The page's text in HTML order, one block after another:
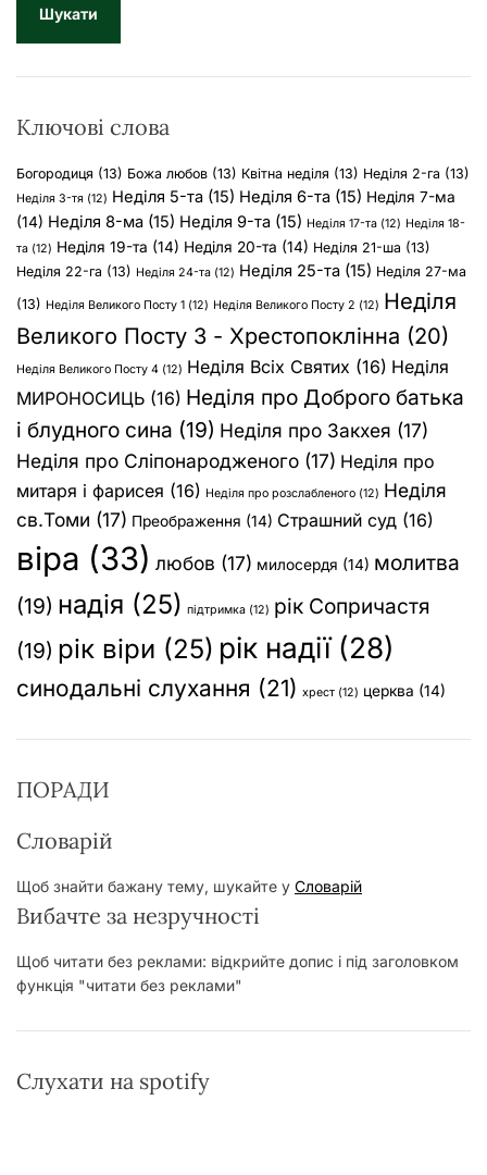
к
Ключові слова
Богородиця (13) Божа любов (13) Квітна неділя (13) Неділя 2-га (13)
Неділя 3-тя (12) Неділя 5-та (15) Неділя 6-та (15) Неділя 7-ма
(14) Неділя 8-ма (15) Неділя 9-та (15) Неділя 17-та (12) Неділя 18-
та (12) Неділя 19-та (14) Неділя 20-та (14) Неділя 21-ша (13)
Неділя 22-га (13) Неділя 24-та (12) Неділя 25-та (15) Неділя 27-ма
(13) Неділя Великого Посту 1 (12) Неділя Великого Посту 2 (12) Неділя
Великого Посту 3 - Хрестопоклінна (20)
Неділя Великого Посту 4 (12) Неділя Всіх Святих (16) Неділя
МИРОНОСИЦЬ (16) Неділя про Доброго батька
і блудного сина (19) Неділя про Закхея (17)
Неділя про Сліпонародженого (17) Неділя про
митаря і фарисея (16) Неділя про розслабленого (12) Неділя
св.Томи (17) Преображення (14) Страшний суд (16)
віра (33) любов (17) милосердя (14) молитва
(19) надія (25) підтримка (12) рік Сопричастя
(19) рік віри (25) рік надії(28)
синодальні слухання (21) хрест (12) церква (14)
ПОРАДИ
Словарій
Щоб знайти бажану тему, шукайте у Словарій
Вибачте за незручності
Щоб читати без реклами: відкрийте допис і під заголовком
функція "читати без реклами"
Слухати на spotify